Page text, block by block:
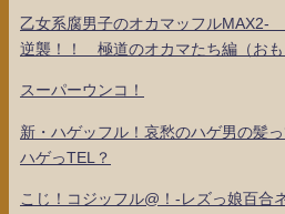
乙女系腐男子のオカマッフルMAX2-
逆襲！！ 極道のオカマたち編（おも
スーパーウンコ！
新・ハゲッフル！哀愁のハゲ男の髪
ハゲっTEL？
こじ！コジッフル@！-レズっ娘百合